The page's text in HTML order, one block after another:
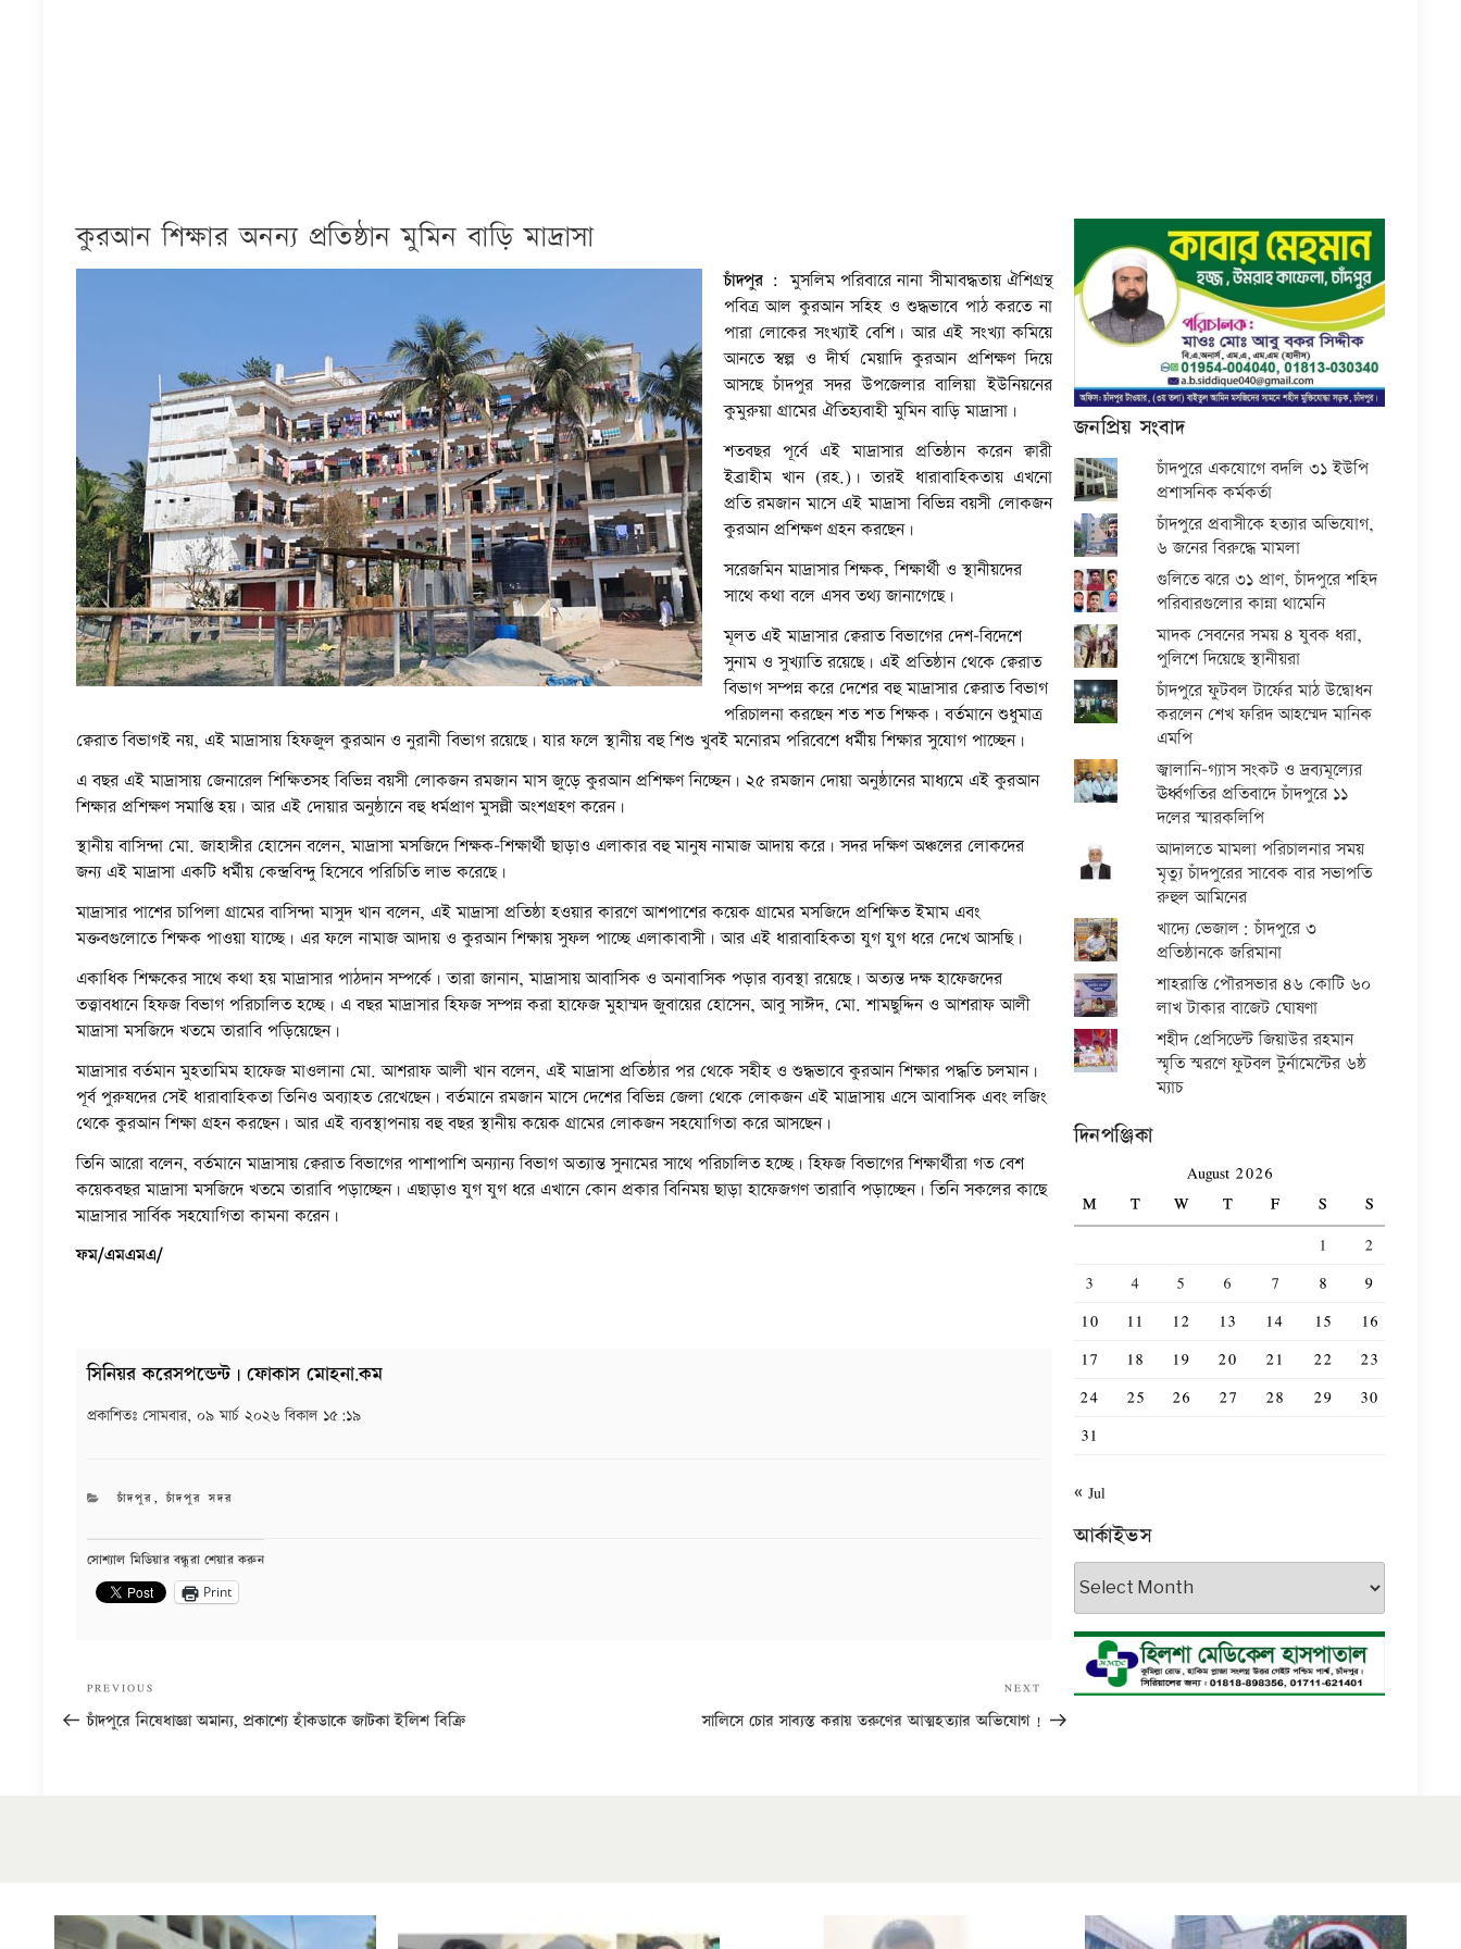
কুরআন শিক্ষার অনন্য প্রতিষ্ঠান মুমিন বাড়ি মাদ্রাসা
ছবি: ফোকাস মোহনা.কম।
চাঁদপুর :মুসলিম পরিবারে নানা সীমাবদ্ধতায় ঐশিগ্রন্থ
পবিত্র আল কুরআন সহিহ ও শুদ্ধভাবে পাঠ করতে না
পারা লোকের সংখ্যাই বেশি। আর এই সংখ্যা কমিয়ে
আনতে স্বল্প ও দীর্ঘ মেয়াদি কুরআন প্রশিক্ষণ দিয়ে
আসছে চাঁদপুর সদর উপজেলার বালিয়া ইউনিয়নের
কুমুরুয়া গ্রামের ঐতিহ্যবাহী মুমিন বাড়ি মাদ্রাসা।
শতবছর পূর্বে এই মাদ্রাসার প্রতিষ্ঠান করেন ক্বারী
ইব্রাহীম খান (রহ.)। তারই ধারাবাহিকতায় এখনো
প্রতি রমজান মাসে এই মাদ্রাসা বিভিন্ন বয়সী লোকজন
কুরআন প্রশিক্ষণ গ্রহন করছেন।
সরেজমিন মাদ্রাসার শিক্ষক, শিক্ষার্থী ও স্থানীয়দের
সাথে কথা বলে এসব তথ্য জানাগেছে।
মূলত এই মাদ্রাসার ক্বেরাত বিভাগের দেশ-বিদেশে
সুনাম ও সুখ্যাতি রয়েছে। এই প্রতিষ্ঠান থেকে ক্বেরাত
বিভাগ সম্পন্ন করে দেশের বহু মাদ্রাসার ক্বেরাত বিভাগ
পরিচালনা করছেন শত শত শিক্ষক। বর্তমানে শুধুমাত্র
ক্বেরাত বিভাগই নয়, এই মাদ্রাসায় হিফজুল কুরআন ও নুরানী বিভাগ রয়েছে। যার ফলে স্থানীয় বহু শিশু খুবই মনোরম পরিবেশে ধর্মীয় শিক্ষার সুযোগ পাচ্ছেন।
এ বছর এই মাদ্রাসায় জেনারেল শিক্ষিতসহ বিভিন্ন বয়সী লোকজন রমজান মাস জুড়ে কুরআন প্রশিক্ষণ নিচ্ছেন। ২৫ রমজান দোয়া অনুষ্ঠানের মাধ্যমে এই কুরআন
শিক্ষার প্রশিক্ষণ সমাপ্তি হয়। আর এই দোয়ার অনুষ্ঠানে বহু ধর্মপ্রাণ মুসল্লী অংশগ্রহণ করেন।
স্থানীয় বাসিন্দা মো. জাহাঙ্গীর হোসেন বলেন, মাদ্রাসা মসজিদে শিক্ষক-শিক্ষার্থী ছাড়াও এলাকার বহু মানুষ নামাজ আদায় করে। সদর দক্ষিণ অঞ্চলের লোকদের
জন্য এই মাদ্রাসা একটি ধর্মীয় কেন্দ্রবিন্দু হিসেবে পরিচিতি লাভ করেছে।
মাদ্রাসার পাশের চাপিলা গ্রামের বাসিন্দা মাসুদ খান বলেন, এই মাদ্রাসা প্রতিষ্ঠা হওয়ার কারণে আশপাশের কয়েক গ্রামের মসজিদে প্রশিক্ষিত ইমাম এবং
মক্তবগুলোতে শিক্ষক পাওয়া যাচ্ছে। এর ফলে নামাজ আদায় ও কুরআন শিক্ষায় সুফল পাচ্ছে এলাকাবাসী। আর এই ধারাবাহিকতা যুগ যুগ ধরে দেখে আসছি।
একাধিক শিক্ষকের সাথে কথা হয় মাদ্রাসার পাঠদান সম্পর্কে। তারা জানান, মাদ্রাসায় আবাসিক ও অনাবাসিক পড়ার ব্যবস্থা রয়েছে। অত্যন্ত দক্ষ হাফেজদের
তত্ত্বাবধানে হিফজ বিভাগ পরিচালিত হচ্ছে। এ বছর মাদ্রাসার হিফজ সম্পন্ন করা হাফেজ মুহাম্মদ জুবায়ের হোসেন, আবু সাঈদ, মো. শামছুদ্দিন ও আশরাফ আলী
মাদ্রাসা মসজিদে খতমে তারাবি পড়িয়েছেন।
মাদ্রাসার বর্তমান মুহতামিম হাফেজ মাওলানা মো. আশরাফ আলী খান বলেন, এই মাদ্রাসা প্রতিষ্ঠার পর থেকে সহীহ ও শুদ্ধভাবে কুরআন শিক্ষার পদ্ধতি চলমান।
পূর্ব পুরুষদের সেই ধারাবাহিকতা তিনিও অব্যাহত রেখেছেন। বর্তমানে রমজান মাসে দেশের বিভিন্ন জেলা থেকে লোকজন এই মাদ্রাসায় এসে আবাসিক এবং লজিং
থেকে কুরআন শিক্ষা গ্রহন করছেন। আর এই ব্যবস্থাপনায় বহু বছর স্থানীয় কয়েক গ্রামের লোকজন সহযোগিতা করে আসছেন।
তিনি আরো বলেন, বর্তমানে মাদ্রাসায় ক্বেরাত বিভাগের পাশাপাশি অন্যান্য বিভাগ অত্যান্ত সুনামের সাথে পরিচালিত হচ্ছে। হিফজ বিভাগের শিক্ষার্থীরা গত বেশ
কয়েকবছর মাদ্রাসা মসজিদে খতমে তারাবি পড়াচ্ছেন। এছাড়াও যুগ যুগ ধরে এখানে কোন প্রকার বিনিময় ছাড়া হাফেজগণ তারাবি পড়াচ্ছেন। তিনি সকলের কাছে
মাদ্রাসার সার্বিক সহযোগিতা কামনা করেন।
ফম/এমএমএ/
সিনিয়র করেসপন্ডেন্ট | ফোকাস মোহনা.কম
প্রকাশিতঃ সোমবার, ০৯ মার্চ ২০২৬ বিকাল ১৫:১৯
CATEGORIES
চাঁদপুর ,চাঁদপুর সদর
সোশ্যাল মিডিয়ার বন্ধুরা শেয়ার করুন
Print
navigation
Previous
Post
PREVIOUS
চাঁদপুরে নিষেধাজ্ঞা অমান্য, প্রকাশ্যে হাঁকডাকে জাটকা ইলিশ বিক্রি
Post
NEXT
সালিসে চোর সাব্যস্ত করায় তরুণের আত্মহত্যার অভিযোগ !
জনপ্রিয় সংবাদ
চাঁদপুরে একযোগে বদলি ৩১ ইউপি
প্রশাসনিক কর্মকর্তা
চাঁদপুরে প্রবাসীকে হত্যার অভিযোগ,
৬ জনের বিরুদ্ধে মামলা
গুলিতে ঝরে ৩১ প্রাণ, চাঁদপুরে শহিদ
পরিবারগুলোর কান্না থামেনি
মাদক সেবনের সময় ৪ যুবক ধরা,
পুলিশে দিয়েছে স্থানীয়রা
চাঁদপুরে ফুটবল টার্ফের মাঠ উদ্বোধন
করলেন শেখ ফরিদ আহম্মেদ মানিক
এমপি
জ্বালানি-গ্যাস সংকট ও দ্রব্যমূল্যের
ঊর্ধ্বগতির প্রতিবাদে চাঁদপুরে ১১
দলের স্মারকলিপি
আদালতে মামলা পরিচালনার সময়
মৃত্যু চাঁদপুরের সাবেক বার সভাপতি
রুহুল আমিনের
খাদ্যে ভেজাল: চাঁদপুরে ৩
প্রতিষ্ঠানকে জরিমানা
শাহরাস্তি পৌরসভার ৪৬ কোটি ৬০
লাখ টাকার বাজেট ঘোষণা
শহীদ প্রেসিডেন্ট জিয়াউর রহমান
স্মৃতি স্মরণে ফুটবল টুর্নামেন্টের ৬ষ্ঠ
ম্যাচ
দিনপঞ্জিকা
August 2026
M
T W T F S
S
1
2
3
4 5 6 7 8
9
10
11 12 13 14 15
16
17
18 19 20 21 22
23
24
25 26 27 28 29
30
31
« Jul
আর্কাইভস
আর্কাইভস